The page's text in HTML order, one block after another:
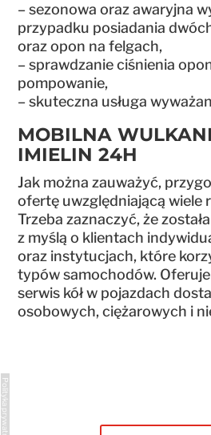
– sezonowa oraz awaryjna
przypadku posiadania
oraz opon na felgach,
– sprawdzanie ciśnienia
pompowanie,
– skuteczna usługa
MOBILNA
IMIELIN 24H
Jak można zauważyć,
ofertę uwzględniającą wiele
Trzeba zaznaczyć, że
z myślą o klientach
oraz instytucjach, które
typów samochodów.
serwis kół w pojazdach
osobowych, ciężarowych i
Polityka prywatności